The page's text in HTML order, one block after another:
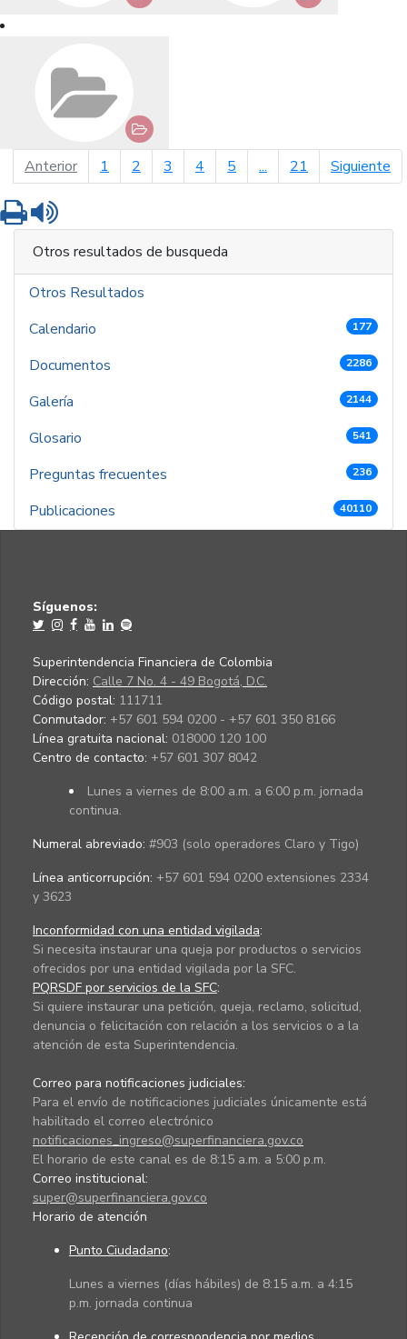
Anteriorpágina anterior
1 2 3 4 5 ... 21 Siguiente
Imprimir
Otros resultados de busqueda
Otros Resultados
Calendario
177
Documentos 2286
Galería 2144
Glosario 541
Preguntas frecuentes 236
Publicaciones 40110
Síguenos:
Superintendencia Financiera de Colombia
Dirección: Calle 7 No. 4 - 49 Bogotá, D.C.
Código postal: 111711
Conmutador: +57 601 594 0200 - +57 601 350 8166
Línea gratuita nacional: 018000 120 100
Centro de contacto: +57 601 307 8042
Lunes a viernes de 8:00 a.m. a 6:00 p.m. jornada
continua.
Numeral abreviado: #903 (solo operadores Claro y Tigo)
Línea anticorrupción: +57 601 594 0200 extensiones 2334
y 3623
Inconformidad con una entidad vigilada:
Si necesita instaurar una queja por productos o servicios
ofrecidos por una entidad vigilada por la SFC.
PQRSDF por servicios de la SFC:
Si quiere instaurar una petición, queja, reclamo, solicitud,
denuncia o felicitación con relación a los servicios o a la
atención de esta Superintendencia.
Correo para notificaciones judiciales:
Para el envío de notificaciones judiciales únicamente está
habilitado el correo electrónico
notificaciones_ingreso@superfinanciera.gov.co
El horario de este canal es de 8:15 a.m. a 5:00 p.m.
Correo institucional:
super@superfinanciera.gov.co
Horario de atención
Punto Ciudadano:
Lunes a viernes (días hábiles) de 8:15 a.m. a 4:15
p.m. jornada continua